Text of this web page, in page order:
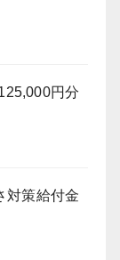
円分
対策給付金